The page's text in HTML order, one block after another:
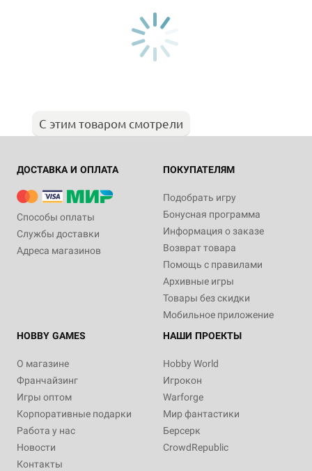
С этим товаром смотрели
ДОСТАВКА И ОПЛАТА
Способы оплаты
Службы доставки
Адреса магазинов
ПОКУПАТЕЛЯМ
Подобрать игру
Бонусная программа
Информация о заказе
Возврат товара
Помощь с правилами
Архивные игры
Товары без скидки
Мобильное приложение
HOBBY GAMES
О магазине
Франчайзинг
Игры оптом
Корпоративные подарки
Работа у нас
Новости
Контакты
НАШИ ПРОЕКТЫ
Hobby World
Игрокон
Warforge
Мир фантастики
Берсерк
CrowdRepublic